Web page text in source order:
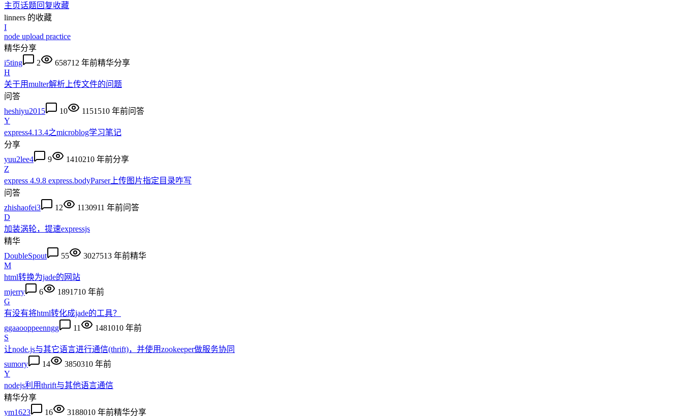
主页话题回复收藏
linners 的收藏
I
node upload practice
精华分享
i5ting
2 658712 年前精华分享
H
关于用multer解析上传文件的问题
问答
heshiyu2015
10 1151510 年前问答
Y
express4.13.4之microblog学习笔记
分享
yuu2lee4
9 1410210 年前分享
Z
express 4.9.8 express.bodyParser上传图片指定目录咋写
问答
zhishaofei3
12 1130911 年前问答
D
加装涡轮，提速expressjs
精华
DoubleSpout
55 3027513 年前精华
M
html转换为jade的网站
mjerry
6 1891710 年前
G
有没有将html转化成jade的工具？
ggaaooppeenngg
11 1481010 年前
S
让node.js与其它语言进行通信(thrift)，并使用zookeeper做服务协同
sumory
14 3850310 年前
Y
nodejs利用thrift与其他语言通信
精华分享
ym1623
16 3188010 年前精华分享